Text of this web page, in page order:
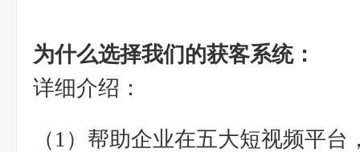
为什么选择我们的获客系统：
详细介绍：
（1）帮助企业在五大短视频平